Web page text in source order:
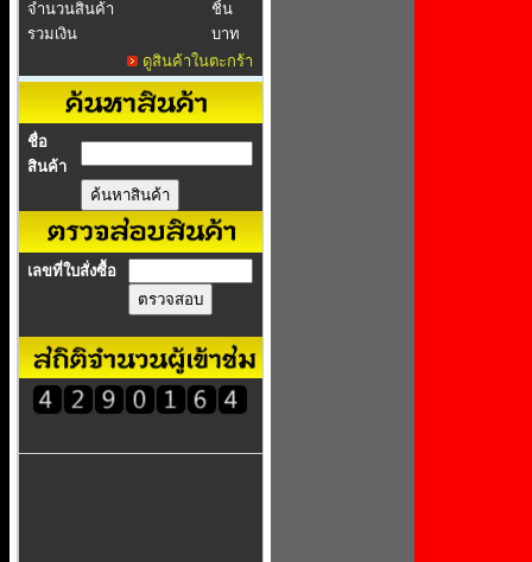
จำนวนสินค้า
ชิ้น
รวมเงิน
บาท
ดูสินค้าในตะกร้า
ชื่อ
สินค้า
เลขที่ใบสั่งซื้อ